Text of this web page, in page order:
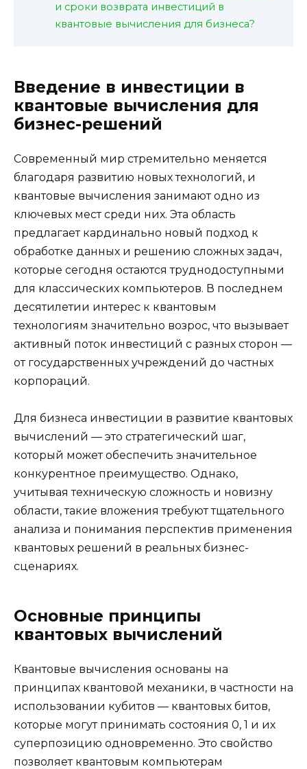
и сроки возврата инвестиций в
квантовые вычисления для бизнеса?
Введение в инвестиции в
квантовые вычисления для
бизнес-решений
Современный мир стремительно меняется
благодаря развитию новых технологий, и
квантовые вычисления занимают одно из
ключевых мест среди них. Эта область
предлагает кардинально новый подход к
обработке данных и решению сложных задач,
которые сегодня остаются труднодоступными
для классических компьютеров. В последнем
десятилетии интерес к квантовым
технологиям значительно возрос, что вызывает
активный поток инвестиций с разных сторон —
от государственных учреждений до частных
корпораций.
Для бизнеса инвестиции в развитие квантовых
вычислений — это стратегический шаг,
который может обеспечить значительное
конкурентное преимущество. Однако,
учитывая техническую сложность и новизну
области, такие вложения требуют тщательного
анализа и понимания перспектив применения
квантовых решений в реальных бизнес-
сценариях.
Основные принципы
квантовых вычислений
Квантовые вычисления основаны на
принципах квантовой механики, в частности на
использовании кубитов — квантовых битов,
которые могут принимать состояния 0, 1 и их
суперпозицию одновременно. Это свойство
позволяет квантовым компьютерам